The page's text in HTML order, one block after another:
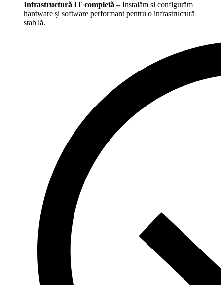
Infrastructură IT completă – Instalăm și configurăm
hardware și software performant pentru o infrastructură
stabilă.